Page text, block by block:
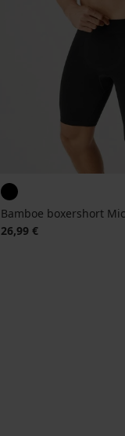
Bamboe boxershort
26,99 €